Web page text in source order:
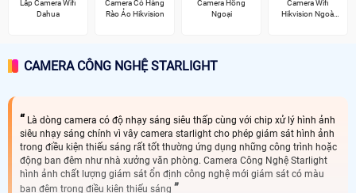
Lắp Camera Wifi
Dahua
Camera Có Hàng
Rào Ảo Hikvision
Camera Hồng
Ngoại
Camera Wifi
Hikvision Ngoài
CAMERA CÔNG NGHỆ STARLIGHT
Là dòng camera có độ nhạy sáng siêu thấp cùng với chip xử lý hình ảnh
siêu nhạy sáng chính vì vây camera starlight cho phép giám sát hình ảnh
trong điều kiện thiếu sáng rất tốt thường ứng dụng những công trình hoặc
động ban đêm như nhà xưởng văn phòng. Camera Công Nghệ Starlight
hình ảnh chất lượng giám sát ổn định công nghệ mới giám sát có màu
ban đêm trong điều kiện thiếu sáng